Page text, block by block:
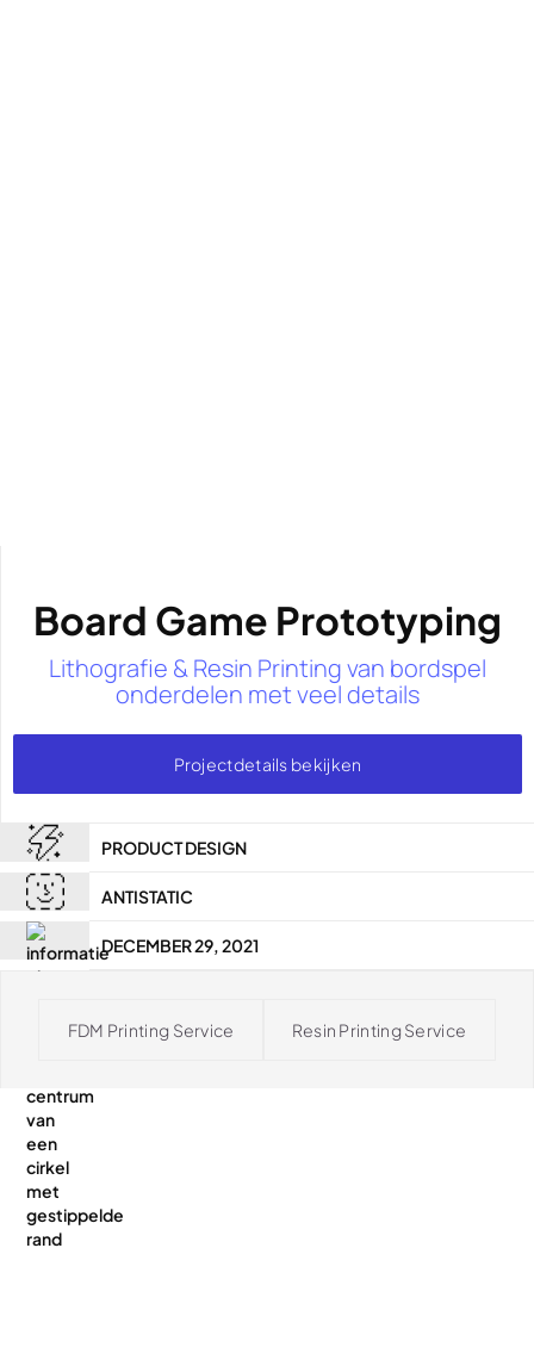
Board Game Prototyping
Lithografie & Resin Printing van bordspel
onderdelen met veel details
Projectdetails bekijken
PRODUCT DESIGN
ANTISTATIC
DECEMBER 29, 2021
FDM Printing Service Resin Printing Service